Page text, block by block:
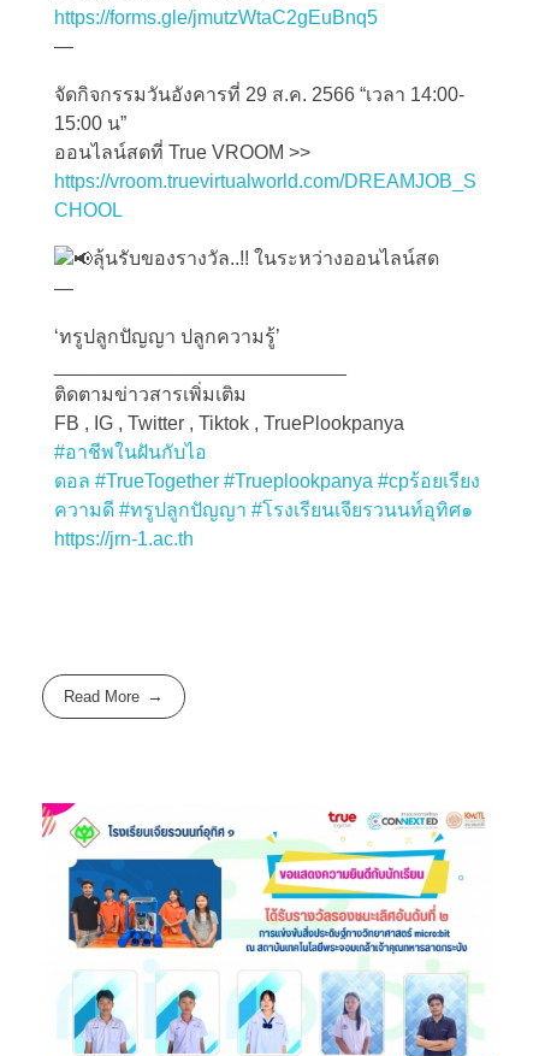
https://forms.gle/jmutzWtaC2gEuBnq5
—
จัดกิจกรรมวันอังคารที่ 29 ส.ค. 2566 “เวลา 14:00-
15:00 น”
ออนไลน์สดที่ True VROOM >>
https://vroom.truevirtualworld.com/DREAMJOB_S
CHOOL
ลุ้นรับของรางวัล..!! ในระหว่างออนไลน์สด
—
‘ทรูปลูกปัญญา ปลูกความรู้’
ติดตามข่าวสารเพิ่มเติม
FB , IG , Twitter , Tiktok , TruePlookpanya
#อาชีพในฝันกับไอ
ดอล #TrueTogether #Trueplookpanya #cpร้อยเรียง
ความดี #ทรูปลูกปัญญา #โรงเรียนเจียรวนนท์อุทิศ๑
https://jrn-1.ac.th
Read More